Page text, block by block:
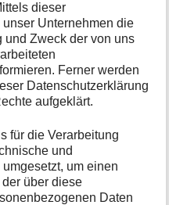
dieser
Unternehmen die
und Zweck der von uns
Ferner werden
Datenschutzerklärung
aufgeklärt.
für die Verarbeitung
und
um einen
über diese
Daten